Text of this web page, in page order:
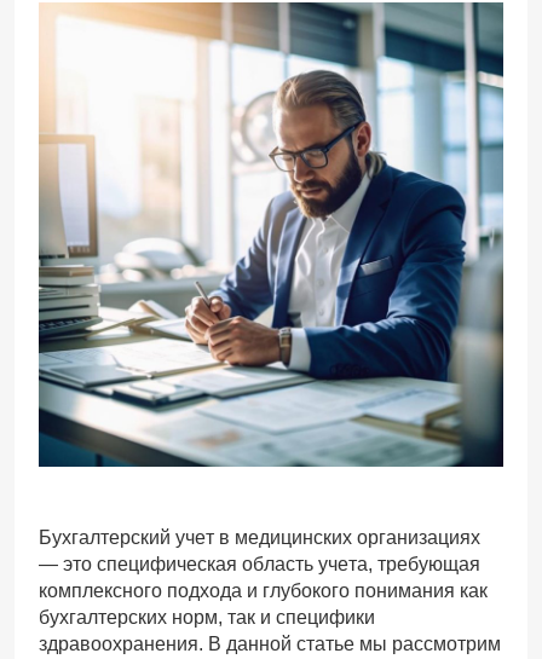
Бухгалтерский учет в медицинских организациях
— это специфическая область учета, требующая
комплексного подхода и глубокого понимания как
бухгалтерских норм, так и специфики
здравоохранения. В данной статье мы рассмотрим